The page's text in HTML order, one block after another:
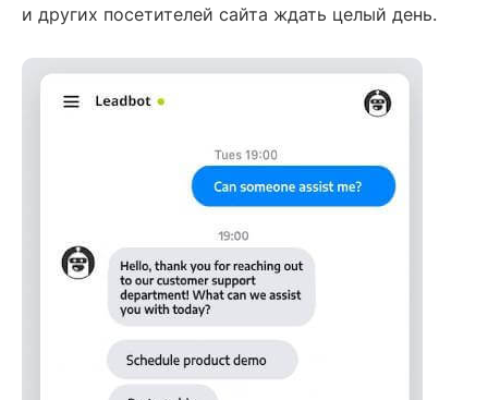
и других посетителей сайта ждать целый день.